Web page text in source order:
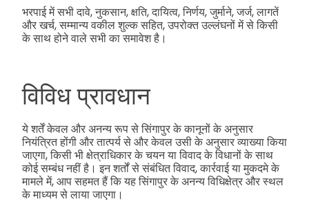
भरपाई में सभी दावे, नुकसान, क्षति, दायित्व, निर्णय, जुर्माने, जर्ज, लागतें
और खर्च, सम्मान्य वकील शुल्क सहित, उपरोक्त उल्लंघनों में से किसी
के साथ होने वाले सभी का समावेश है।
विविध प्रावधान
ये शर्तें केवल और अनन्य रूप से सिंगापुर के कानूनों के अनुसार
नियंत्रित होंगी और तात्पर्य से और केवल उसी के अनुसार व्याख्या किया
जाएगा, किसी भी क्षेत्राधिकार के चयन या विवाद के विधानों के साथ
कोई सम्बंध नहीं है। इन शर्तों से संबंधित विवाद, कार्रवाई या मुकदमे के
मामले में, आप सहमत हैं कि यह सिंगापुर के अनन्य विधिक्षेत्र और स्थल
के माध्यम से लाया जाएगा।